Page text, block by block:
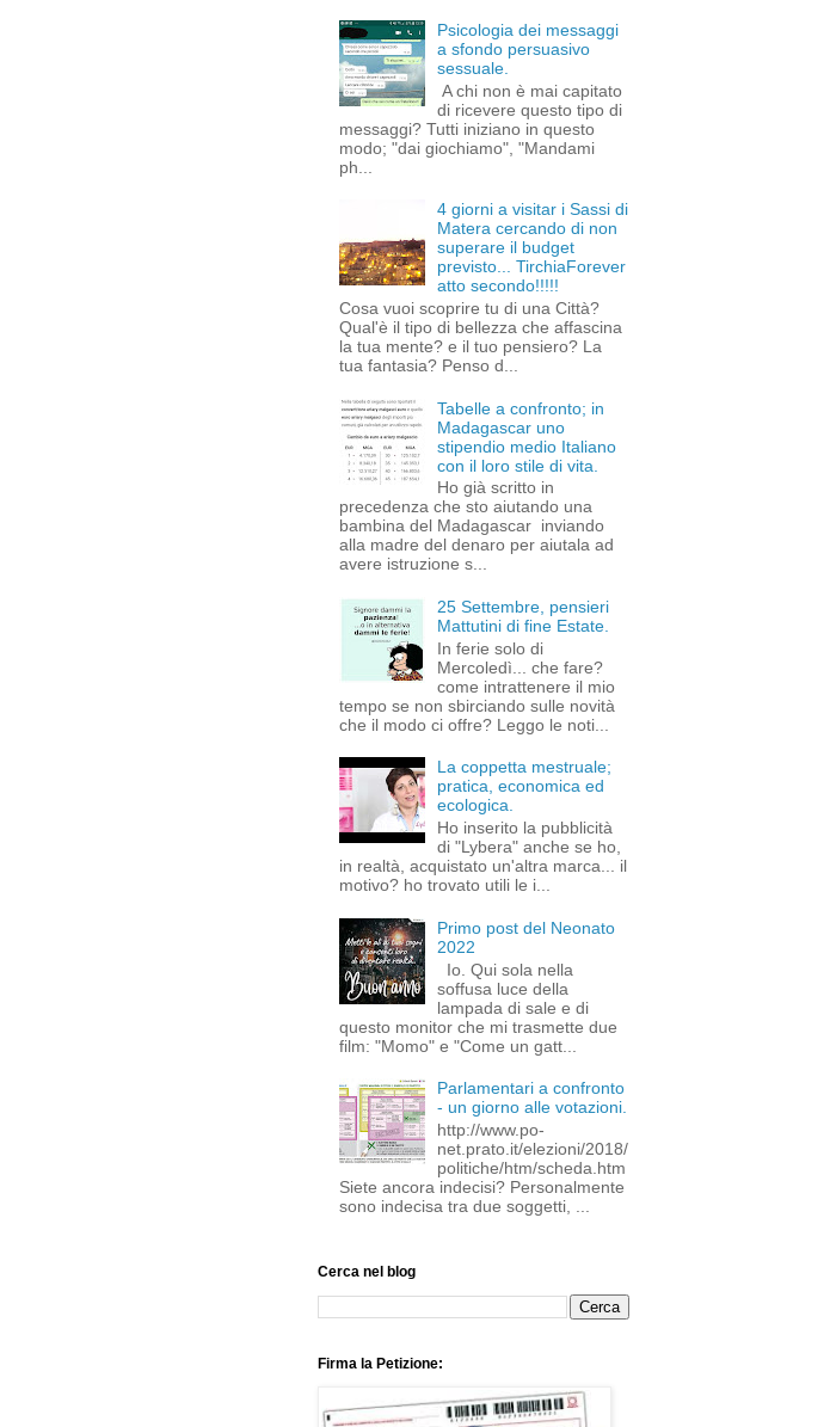
Psicologia dei messaggi
a sfondo persuasivo
sessuale.
A chi non è mai capitato
di ricevere questo tipo di
messaggi? Tutti iniziano in questo
modo; "dai giochiamo", "Mandami
ph...
4 giorni a visitar i Sassi di
Matera cercando di non
superare il budget
previsto... TirchiaForever
atto secondo!!!!!
Cosa vuoi scoprire tu di una Città?
Qual'è il tipo di bellezza che affascina
la tua mente? e il tuo pensiero? La
tua fantasia? Penso d...
Tabelle a confronto; in
Madagascar uno
stipendio medio Italiano
con il loro stile di vita.
Ho già scritto in
precedenza che sto aiutando una
bambina del Madagascar inviando
alla madre del denaro per aiutala ad
avere istruzione s...
25 Settembre, pensieri
Mattutini di fine Estate.
In ferie solo di
Mercoledì... che fare?
come intrattenere il mio
tempo se non sbirciando sulle novità
che il modo ci offre? Leggo le noti...
La coppetta mestruale;
pratica, economica ed
ecologica.
Ho inserito la pubblicità
di "Lybera" anche se ho,
in realtà, acquistato un'altra marca... il
motivo? ho trovato utili le i...
Primo post del Neonato
2022
Io. Qui sola nella
soffusa luce della
lampada di sale e di
questo monitor che mi trasmette due
film: "Momo" e "Come un gatt...
Parlamentari a confronto
- un giorno alle votazioni.
http://www.po-
net.prato.it/elezioni/2018/
politiche/htm/scheda.htm
Siete ancora indecisi? Personalmente
sono indecisa tra due soggetti, ...
Cerca nel blog
Firma la Petizione: